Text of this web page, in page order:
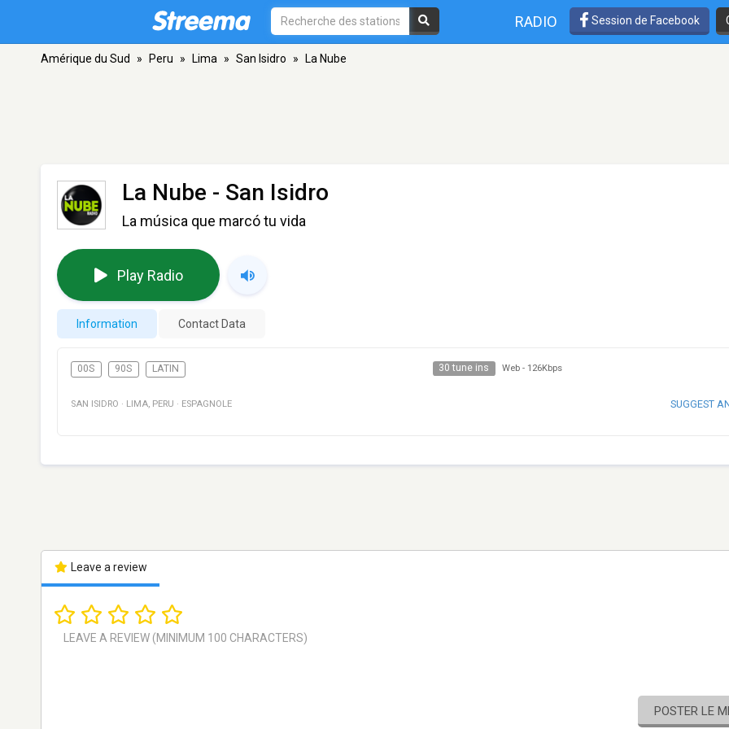
RADIO Session de Facebook
Amérique du Sud » Peru » Lima » San Isidro » La Nube
La Nube - San Isidro
La música que marcó tu vida
Play Radio
Information Contact Data
00S 90S LATIN 30 tune ins Web - 126Kbps
SAN ISIDRO · LIMA, PERU · ESPAGNOLE SUGGEST
Leave a review
POSTER LE